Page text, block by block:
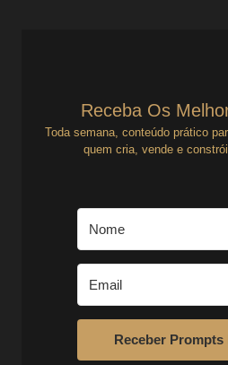
Receba Os
Toda semana, conteúdo prático
quem cria, vende e
Receber Prompts